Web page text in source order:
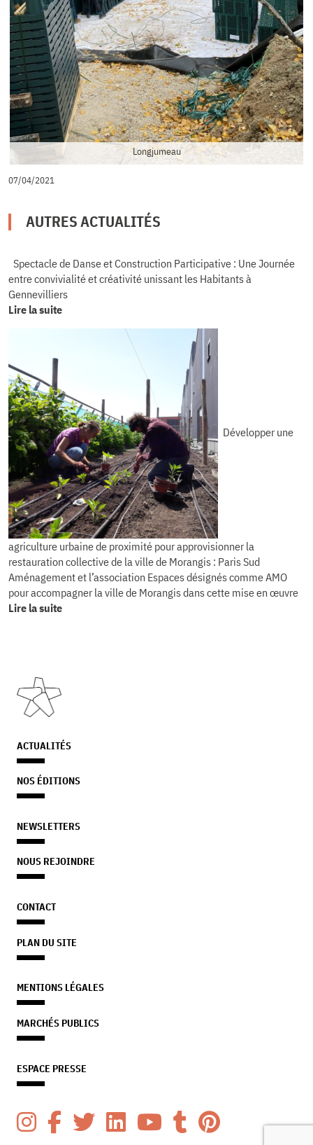
Longjumeau
07/04/2021
AUTRES ACTUALITÉS
Spectacle de Danse et Construction Participative : Une Journée
entre convivialité et créativité unissant les Habitants à
Gennevilliers
Lire la suite
Développer une
agriculture urbaine de proximité pour approvisionner la
restauration collective de la ville de Morangis : Paris Sud
Aménagement et l’association Espaces désignés comme AMO
pour accompagner la ville de Morangis dans cette mise en œuvre
Lire la suite
ACTUALITÉS
NOS ÉDITIONS
NEWSLETTERS
NOUS REJOINDRE
CONTACT
PLAN DU SITE
MENTIONS LÉGALES
MARCHÉS PUBLICS
ESPACE PRESSE